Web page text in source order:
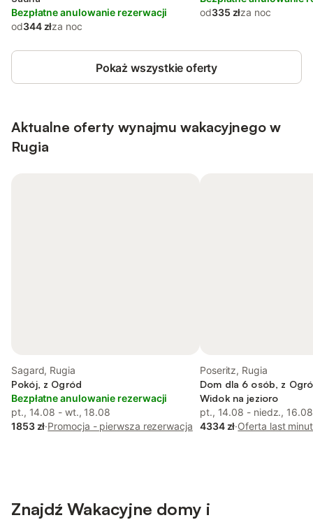
Bezpłatne anulowanie rezerwacji
od344 złza noc
od335 złza noc
Pokaż wszystkie oferty
Aktualne oferty wynajmu wakacyjnego w
Rugia
Sagard, Rugia
Pokój, z Ogród
Bezpłatne anulowanie rezerwacji
pt., 14.08 - wt., 18.08
1853 zł·Promocja - pierwsza rezerwacja
Poseritz, Rugia
Dom dla 6 osób, z
Widok na jezioro
pt., 14.08 - niedz., 16.08
4334 zł·Oferta last
Znajdź Wakacyjne domy i